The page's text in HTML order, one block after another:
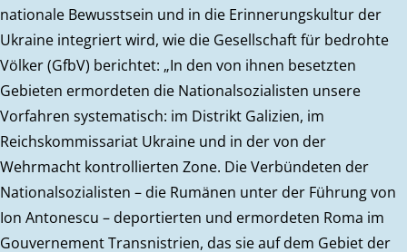
nationale Bewusstsein und in die Erinnerungskultur der
Ukraine integriert wird, wie die Gesellschaft für bedrohte
Völker (GfbV) berichtet: „In den von ihnen besetzten
Gebieten ermordeten die Nationalsozialisten unsere
Vorfahren systematisch: im Distrikt Galizien, im
Reichskommissariat Ukraine und in der von der
Wehrmacht kontrollierten Zone. Die Verbündeten der
Nationalsozialisten – die Rumänen unter der Führung von
Ion Antonescu – deportierten und ermordeten Roma im
Gouvernement Transnistrien, das sie auf dem Gebiet der